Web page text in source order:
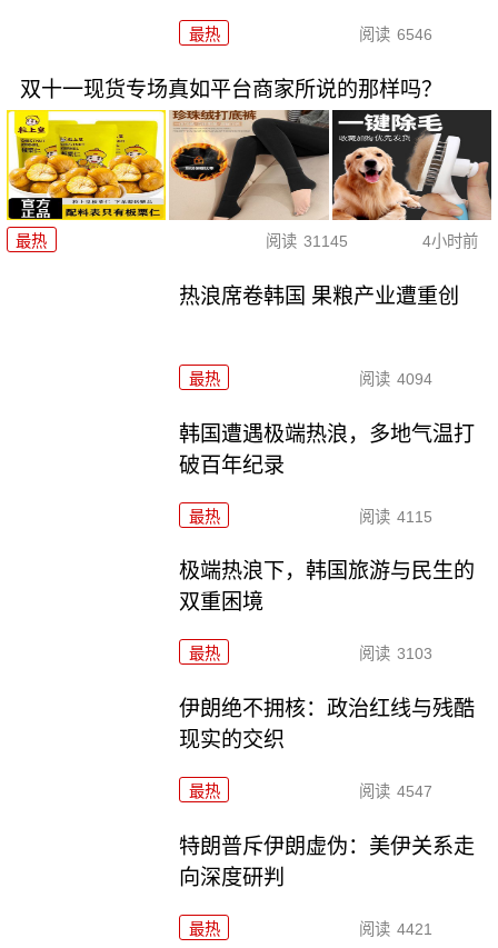
最热 阅读 6546
双十一现货专场真如平台商家所说的那样吗？
最热 阅读 31145 4小时前
热浪席卷韩国 果粮产业遭重创
最热 阅读 4094
韩国遭遇极端热浪，多地气温打
破百年纪录
最热 阅读 4115
极端热浪下，韩国旅游与民生的
双重困境
最热 阅读 3103
伊朗绝不拥核：政治红线与残酷
现实的交织
最热 阅读 4547
特朗普斥伊朗虚伪：美伊关系走
向深度研判
最热 阅读 4421